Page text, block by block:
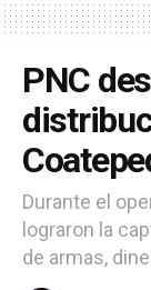
PNC
Durante el
lograron la
de armas,